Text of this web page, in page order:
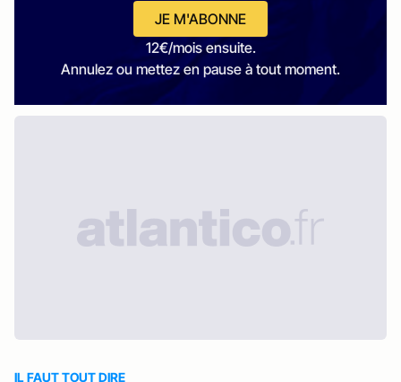
JE M'ABONNE
12€/mois ensuite.
Annulez ou mettez en pause à tout moment.
IL FAUT TOUT DIRE